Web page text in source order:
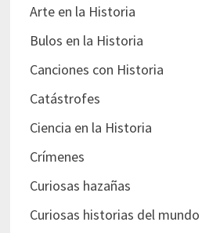
Arte en la Historia
Bulos en la Historia
Canciones con Historia
Catástrofes
Ciencia en la Historia
Crímenes
Curiosas hazañas
Curiosas historias del mundo